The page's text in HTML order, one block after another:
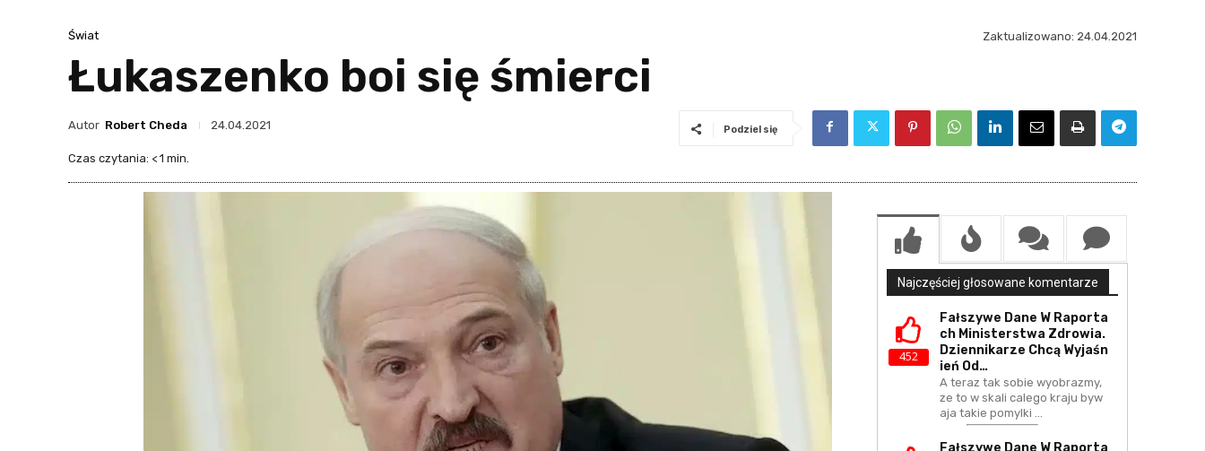
Świat Zaktualizowano: 24.04.2021
Łukaszenko boi się śmierci
Autor Robert Cheda 24.04.2021 Podziel się
Czas czytania: < 1 min.
Najczęściej głosowane komentarze
452
Fałszywe Dane W Raporta
Ch Ministerstwa Zdrowia.
Dziennikarze Chcą Wyjaśn
Ień Od…
A teraz tak sobie wyobrazmy,
ze to w skali calego kraju byw
aja takie pomylki ...
Fałszywe Dane W Raporta